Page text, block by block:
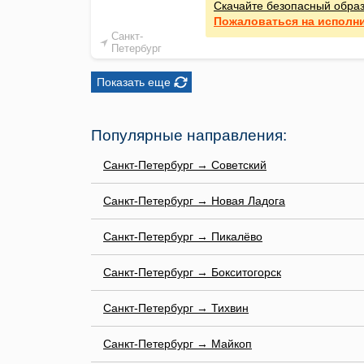
Санкт-
Петербург
Скачайте безопасный
Пожаловаться на
Показать еще
Популярные направления:
Санкт-Петербург → Советский
Санкт-Петербург → Новая Ладога
Санкт-Петербург → Пикалёво
Санкт-Петербург → Бокситогорск
Санкт-Петербург → Тихвин
Санкт-Петербург → Майкоп